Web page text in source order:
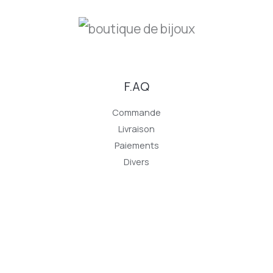
F.AQ
Commande
Livraison
Paiements
Divers